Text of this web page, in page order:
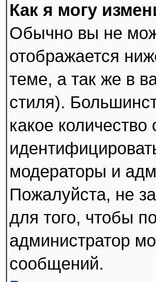
Как я могу
Обычно вы не
отображается
теме, а так же в
стиля).
какое
модераторы и
Пожалуйста, не
для того, чтобы
администратор
сообщений.